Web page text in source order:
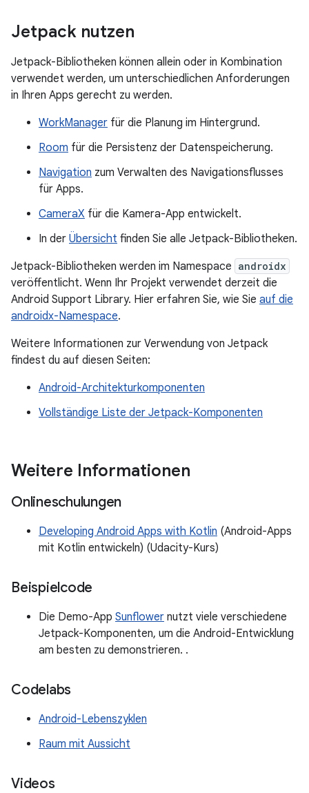
Jetpack nutzen
Jetpack-Bibliotheken können allein oder in Kombination
verwendet werden, um unterschiedlichen Anforderungen
in Ihren Apps gerecht zu werden.
WorkManager für die Planung im Hintergrund.
Room für die Persistenz der Datenspeicherung.
Navigation zum Verwalten des Navigationsflusses
für Apps.
CameraX für die Kamera-App entwickelt.
In der Übersicht finden Sie alle Jetpack-Bibliotheken.
Jetpack-Bibliotheken werden im Namespace androidx
veröffentlicht. Wenn Ihr Projekt verwendet derzeit die
Android Support Library. Hier erfahren Sie, wie Sie auf die
androidx-Namespace.
Weitere Informationen zur Verwendung von Jetpack
findest du auf diesen Seiten:
Android-Architekturkomponenten
Vollständige Liste der Jetpack-Komponenten
Weitere Informationen
Onlineschulungen
Developing Android Apps with Kotlin (Android-Apps
mit Kotlin entwickeln) (Udacity-Kurs)
Beispielcode
Die Demo-App Sunflower nutzt viele verschiedene
Jetpack-Komponenten, um die Android-Entwicklung
am besten zu demonstrieren. .
Codelabs
Android-Lebenszyklen
Raum mit Aussicht
Videos